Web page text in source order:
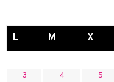
L M X
3
4 5